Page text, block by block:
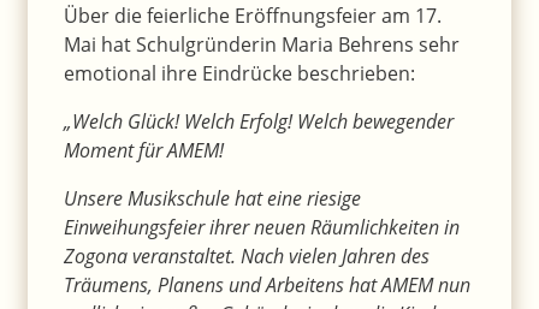
Über die feierliche Eröffnungsfeier am 17.
Mai hat Schulgründerin Maria Behrens sehr
emotional ihre Eindrücke beschrieben:
„Welch Glück! Welch Erfolg! Welch bewegender
Moment für AMEM!
Unsere Musikschule hat eine riesige
Einweihungsfeier ihrer neuen Räumlichkeiten in
Zogona veranstaltet. Nach vielen Jahren des
Träumens, Planens und Arbeitens hat AMEM nun